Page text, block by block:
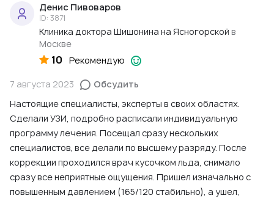
Денис Пивоваров
ID: 3871
Клиника доктора Шишонина на Ясногорской в
Москве
10 Рекомендую
7 августа 2023
Обсудить
Настоящие специалисты, эксперты в своих областях.
Сделали УЗИ, подробно расписали индивидуальную
программу лечения. Посещал сразу нескольких
специалистов, все делали по высшему разряду. После
коррекции проходился врач кусочком льда, снимало
сразу все неприятные ощущения. Пришел изначально с
повышенным давлением (165/120 стабильно), а ушел,